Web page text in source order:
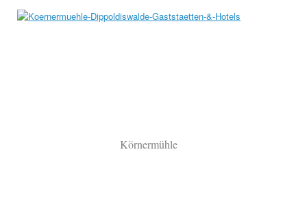
Körnermühle